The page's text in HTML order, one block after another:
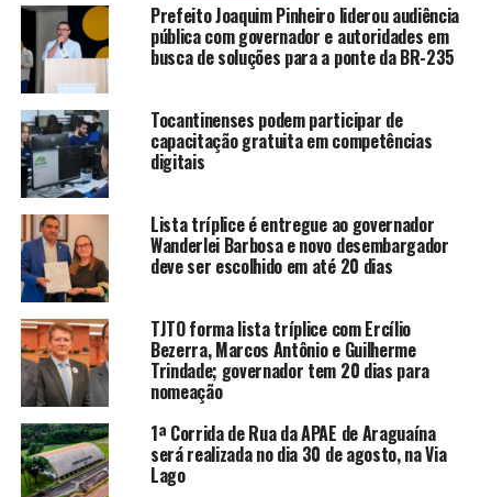
Prefeito Joaquim Pinheiro liderou audiência
pública com governador e autoridades em
busca de soluções para a ponte da BR-235
Tocantinenses podem participar de
capacitação gratuita em competências
digitais
Lista tríplice é entregue ao governador
Wanderlei Barbosa e novo desembargador
deve ser escolhido em até 20 dias
TJTO forma lista tríplice com Ercílio
Bezerra, Marcos Antônio e Guilherme
Trindade; governador tem 20 dias para
nomeação
1ª Corrida de Rua da APAE de Araguaína
será realizada no dia 30 de agosto, na Via
Lago